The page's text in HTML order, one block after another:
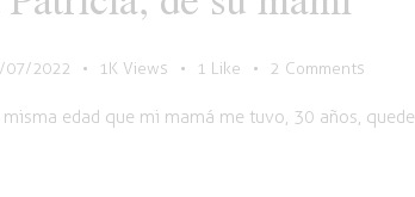
07/2022 1K Views 1 Like 2 Comments
edad que mi mamá me tuvo, 30 años, quede